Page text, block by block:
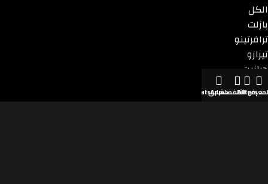
الكل
بازلت
ترافرتينو
تيرازو
جرانيت
رخام
رخام صناعي
Filtersالمفضلةحسابي
WhatsApp